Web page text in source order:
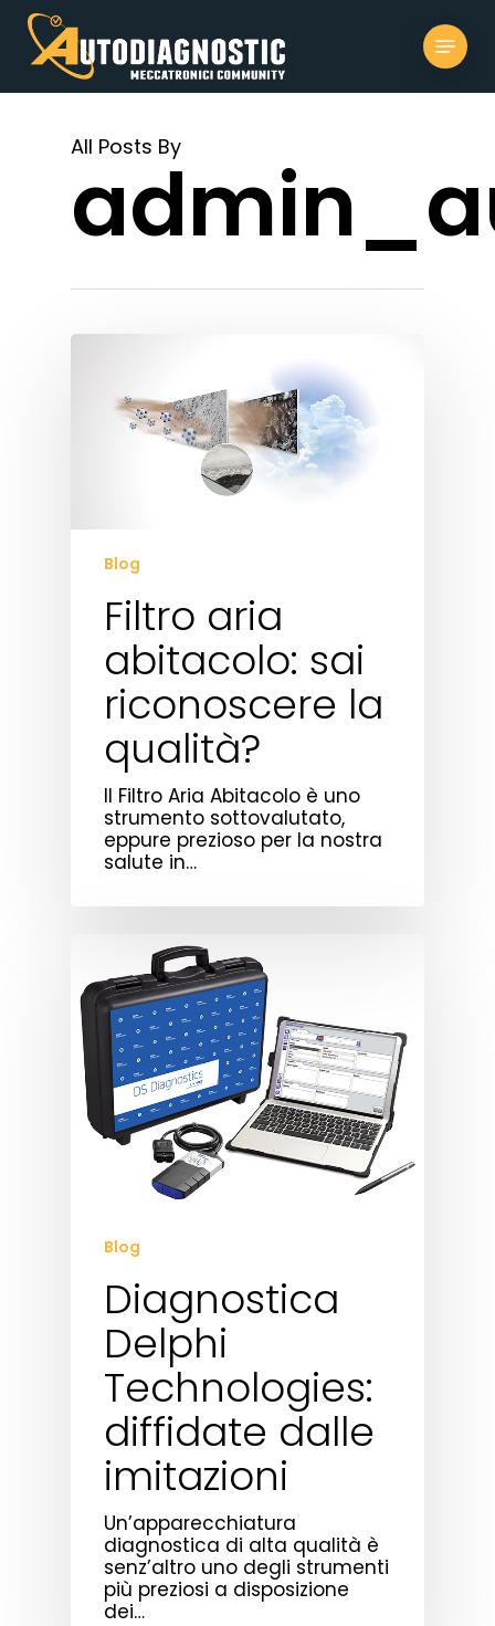
Skip
main
content
Menu
All Posts By
Blog
Filtro aria
abitacolo: sai
riconoscere la
qualità?
Il Filtro Aria Abitacolo è uno
strumento sottovalutato,
eppure prezioso per la nostra
salute in…
Blog
Diagnostica
Delphi
Technologies:
diffidate dalle
imitazioni
Un’apparecchiatura
diagnostica di alta qualità è
senz’altro uno degli strumenti
più preziosi a disposizione
dei…
Close
Menu